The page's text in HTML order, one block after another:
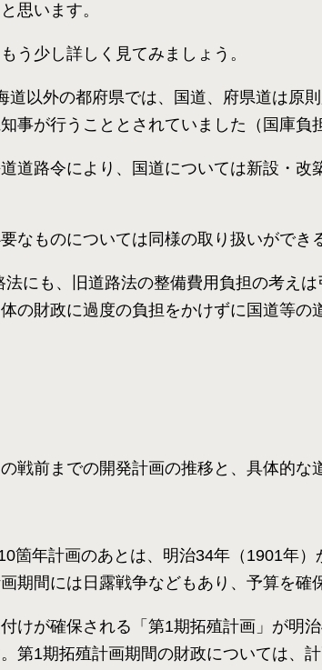
思います。
う少し詳しく見てみましょう。
道以外の都府県では、国道、府県道は原
事が行うこととされていました（国庫負
道路令により、国道については新設・
なものについては同様の取り扱いができ
にも、旧道路法の整備費用負担の考え
の財政に過度の負担をかけずに国道等
戦前までの開発計画の推移と、具体的な
箇年計画のあとは、明治34年（1901年
期間には日露戦争などもあり、予算を確
けが確保される「第1期拓殖計画」が明
第1期拓殖計画期間の財政については、